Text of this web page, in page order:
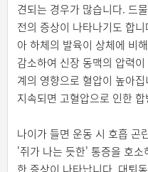
견되는 경우가 많습니다. 드
전의 증상이 나타나기도 합
아 하체의 발육이 상체에 비
감소하여 신장 동맥의 압력
계의 영향으로 혈압이 높아
지속되면 고혈압으로 인한
나이가 들면 운동 시 호흡 곤
'쥐가 나는 듯한' 통증을 호
한 증상이 나타납니다. 대퇴